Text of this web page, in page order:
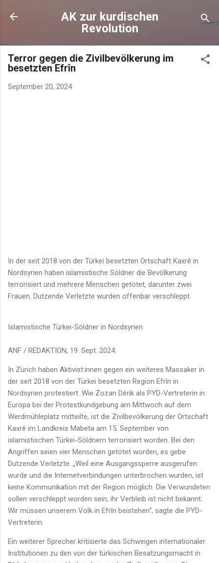
AK zur kurdischen
Revolution
Terror gegen die Zivilbevölkerung im
besetzten Efrîn
September 20, 2024
In der seit 2018 von der Türkei besetzten Ortschaft Kaxrê in
Nordsyrien haben islamistische Söldner die Bevölkerung
terrorisiert und mehrere Menschen getötet, darunter zwei
Frauen. Dutzende Verletzte wurden offenbar verschleppt.
Islamistische Türkei-Söldner in Nordsyrien
ANF / REDAKTION, 19. Sept. 2024.
In Zürich haben Aktivist:innen gegen ein weiteres Massaker in
der seit 2018 von der Türkei besetzten Region Efrîn in
Nordsyrien protestiert. Wie Zozan Dêrik als PYD-Vertreterin in
Europa bei der Protestkundgebung am Mittwoch auf dem
Werdmühleplatz mitteilte, ist die Zivilbevölkerung der Ortschaft
Kaxrê im Landkreis Mabeta am 15. September von
islamistischen Türkei-Söldnern terrorisiert worden. Bei den
Angriffen seien vier Menschen getötet worden, es gebe
Dutzende Verletzte. „Weil eine Ausgangssperre ausgerufen
wurde und die Internetverbindungen unterbrochen wurden, ist
keine Kommunikation mit der Region möglich. Die Verwundeten
sollen verschleppt worden sein, ihr Verbleib ist nicht bekannt.
Wir müssen unserem Volk in Efrîn beistehen“, sagte die PYD-
Vertreterin.
Ein weiterer Sprecher kritisierte das Schweigen internationaler
Institutionen zu den von der türkischen Besatzungsmacht in